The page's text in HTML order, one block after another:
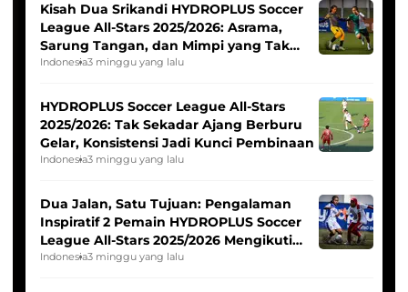
Kisah Dua Srikandi HYDROPLUS Soccer
League All-Stars 2025/2026: Asrama,
Sarung Tangan, dan Mimpi yang Tak
Pernah Padam
Indonesia3 minggu yang lalu
HYDROPLUS Soccer League All-Stars
2025/2026: Tak Sekadar Ajang Berburu
Gelar, Konsistensi Jadi Kunci Pembinaan
Indonesia3 minggu yang lalu
Dua Jalan, Satu Tujuan: Pengalaman
Inspiratif 2 Pemain HYDROPLUS Soccer
League All-Stars 2025/2026 Mengikuti
Seleksi Timnas Indonesia Putri
Indonesia3 minggu yang lalu